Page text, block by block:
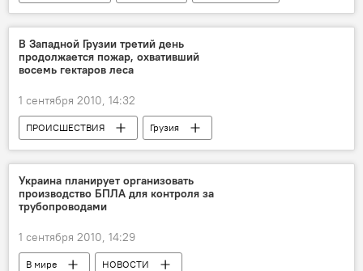
В Западной Грузии третий день
продолжается пожар, охвативший
восемь гектаров леса
1 сентября 2010, 14:32
ПРОИСШЕСТВИЯ
Грузия
НОВОСТИ
Украина планирует организовать
производство БПЛА для контроля за
трубопроводами
1 сентября 2010, 14:29
В мире НОВОСТИ